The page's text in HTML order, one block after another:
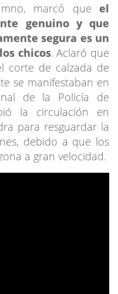
marcó que el
genuino y que
segura es un
chicos. Aclaró que
corte de calzada de
se manifestaban en
de la Policía de
la circulación en
para resguardar la
debido a que los
a gran velocidad.